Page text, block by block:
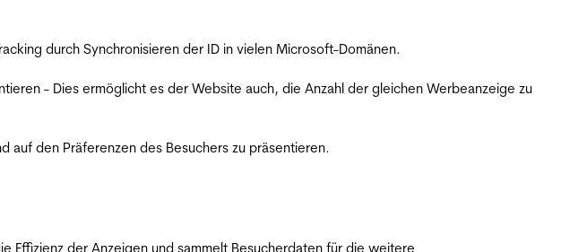
durch Synchronisieren der ID in vielen Microsoft-Domänen.
- Dies ermöglicht es der Website auch, die Anzahl der gleichen Werbeanzeige zu
auf den Präferenzen des Besuchers zu präsentieren.
der Anzeigen und sammelt Besucherdaten für die weitere